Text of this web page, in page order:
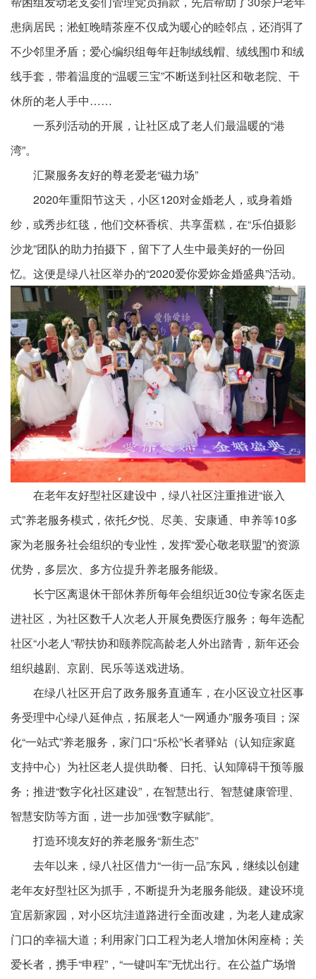
患病居民；淞虹晚晴茶座不仅成为暖心的睦邻点，还消弭了
不少邻里矛盾；爱心编织组每年赶制绒线帽、绒线围巾和绒
线手套，带着温度的“温暖三宝”不断送到社区和敬老院、干
休所的老人手中……
一系列活动的开展，让社区成了老人们最温暖的“港
湾”。
汇聚服务友好的尊老爱老“磁力场”
2020年重阳节这天，小区120对金婚老人，或身着婚
纱，或秀步红毯，他们交杯香槟、共享蛋糕，在“乐伯摄影
沙龙”团队的助力拍摄下，留下了人生中最美好的一份回
忆。这便是绿八社区举办的“2020爱你爱妳金婚盛典”活动。
在老年友好型社区建设中，绿八社区注重推进“嵌入
式”养老服务模式，依托夕悦、尽美、安康通、申养等10多
家为老服务社会组织的专业性，发挥“爱心敬老联盟”的资源
优势，多层次、多方位提升养老服务能级。
长宁区离退休干部休养所每年会组织近30位专家名医走
进社区，为社区数千人次老人开展免费医疗服务；每年选配
社区“小老人”帮扶协和颐养院高龄老人外出踏青，新年还会
组织越剧、京剧、民乐等送戏进场。
在绿八社区开启了政务服务直通车，在小区设立社区事
务受理中心绿八延伸点，拓展老人“一网通办”服务项目；深
化“一站式”养老服务，家门口“乐松”长者驿站（认知症家庭
支持中心）为社区老人提供助餐、日托、认知障碍干预等服
务；推进“数字化社区建设”，在智慧出行、智慧健康管理、
智慧安防等方面，进一步加强“数字赋能”。
打造环境友好的养老服务“新生态”
去年以来，绿八社区借力“一街一品”东风，继续以创建
老年友好型社区为抓手，不断提升为老服务能级。建设环境
宜居新家园，对小区坑洼道路进行全面改建，为老人建成家
门口的幸福大道；利用家门口工程为老人增加休闲座椅；关
爱长者，携手“申程”，“一键叫车”无忧出行。在公益广场增